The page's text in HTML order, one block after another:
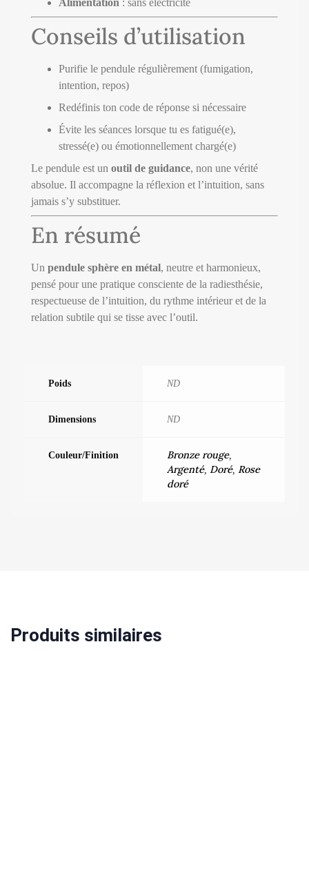
Alimentation : sans électricité
Conseils d’utilisation
Purifie le pendule régulièrement (fumigation,
intention, repos)
Redéfinis ton code de réponse si nécessaire
Évite les séances lorsque tu es fatigué(e),
stressé(e) ou émotionnellement chargé(e)
Le pendule est un outil de guidance, non une vérité
absolue. Il accompagne la réflexion et l’intuition, sans
jamais s’y substituer.
En résumé
Un pendule sphère en métal, neutre et harmonieux,
pensé pour une pratique consciente de la radiesthésie,
respectueuse de l’intuition, du rythme intérieur et de la
relation subtile qui se tisse avec l’outil.
Poids ND
Dimensions ND
Couleur/Finition Bronze rouge,
Argenté, Doré, Rose
doré
Produits similaires